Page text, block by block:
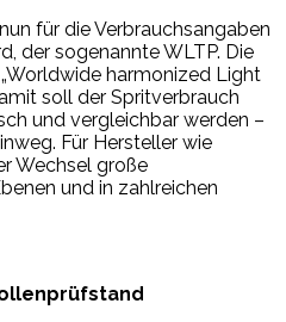
für die Verbrauchsangaben
der sogenannte WLTP. Die
harmonized Light
soll der Spritverbrauch
und vergleichbar werden –
Für Hersteller wie
Wechsel große
und in zahlreichen